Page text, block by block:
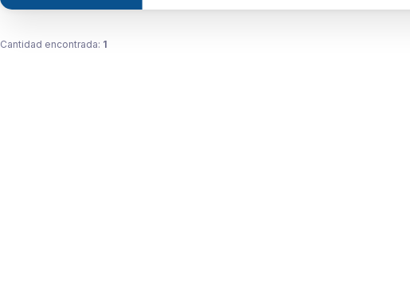
Cantidad encontrada: 1